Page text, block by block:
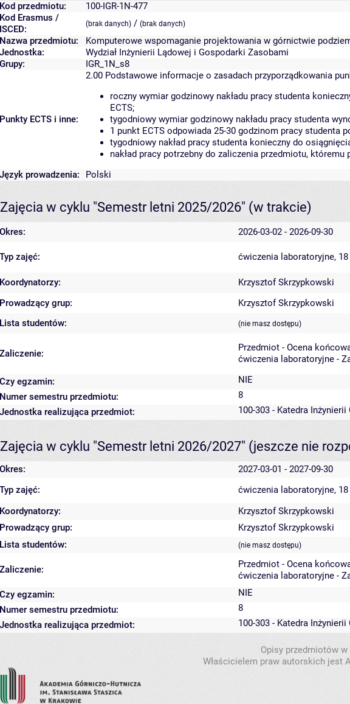
Kod przedmiotu:
100-IGR-1N-477
Kod Erasmus /
ISCED:
(brak danych) / (brak danych)
Nazwa przedmiotu:
Komputerowe wspomaganie projektowania w górnictwie
Jednostka:
Wydział Inżynierii Lądowej i Gospodarki Zasobami
Grupy:
IGR_1N_s8
Punkty ECTS i inne:
2.00 Podstawowe informacje o zasadach przyporządkowania
roczny wymiar godzinowy nakładu pracy studenta
ECTS;
tygodniowy wymiar godzinowy nakładu pracy studenta
1 punkt ECTS odpowiada 25-30 godzinom pracy studenta
tygodniowy nakład pracy studenta konieczny do
nakład pracy potrzebny do zaliczenia przedmiotu,
Język prowadzenia:
Polski
Zajęcia w cyklu "Semestr letni 2025/2026" (w trakcie)
Okres: 2026-03-02 - 2026-09-30
Typ zajęć: ćwiczenia laboratoryjne,
Koordynatorzy:
Krzysztof Skrzypkowski
Prowadzący grup:
Krzysztof Skrzypkowski
Lista studentów:
(nie masz dostępu)
Zaliczenie:
Przedmiot - Ocena
ćwiczenia laboratoryjne -
Czy egzamin:
NIE
Numer semestru przedmiotu:
8
Jednostka realizująca przedmiot:
100-303 - Katedra
Zajęcia w cyklu "Semestr letni 2026/2027" (jeszcze nie
Okres: 2027-03-01 - 2027-09-30
Typ zajęć: ćwiczenia laboratoryjne,
Koordynatorzy:
Krzysztof Skrzypkowski
Prowadzący grup:
Krzysztof Skrzypkowski
Lista studentów:
(nie masz dostępu)
Zaliczenie:
Przedmiot - Ocena
ćwiczenia laboratoryjne -
Czy egzamin:
NIE
Numer semestru przedmiotu:
8
Jednostka realizująca przedmiot:
100-303 - Katedra
Opisy przedmiotów
Właścicielem praw autorskich jest